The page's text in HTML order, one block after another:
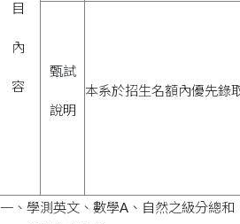
目
內
容
甄試
說明
本系於招生名額內優先錄
一、學測英文、數學A、自然之級分總和